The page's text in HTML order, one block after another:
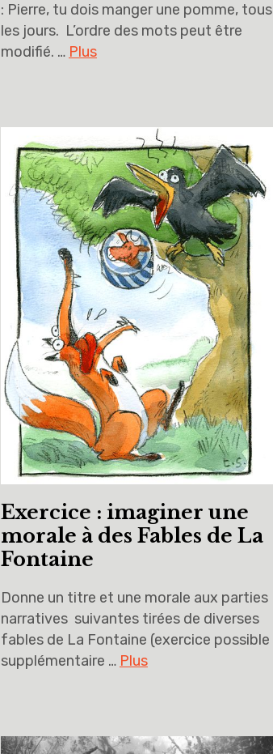
: Pierre, tu dois manger une pomme, tous
les jours. L’ordre des mots peut être
modifié. … Plus
Exercice : imaginer une
morale à des Fables de La
Fontaine
Donne un titre et une morale aux parties
narratives suivantes tirées de diverses
fables de La Fontaine (exercice possible
supplémentaire … Plus